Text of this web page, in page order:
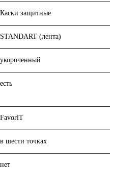
Каски защитные
STANDART (лента)
укороченный
есть
FavoriT
в шести точках
нет